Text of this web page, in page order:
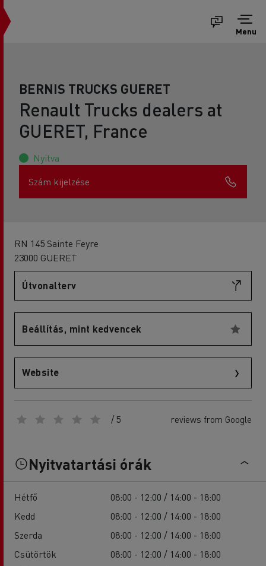
Menu
BERNIS TRUCKS GUERET
Renault Trucks dealers at
GUERET, France
Nyitva
Szám kijelzése
RN 145 Sainte Feyre
23000 GUERET
Útvonalterv
Beállítás, mint kedvencek
Website
/ 5 reviews from Google
Nyitvatartási órák
Hétfő
08:00 - 12:00 / 14:00 - 18:00
Kedd
08:00 - 12:00 / 14:00 - 18:00
Szerda
08:00 - 12:00 / 14:00 - 18:00
Csütörtök
08:00 - 12:00 / 14:00 - 18:00